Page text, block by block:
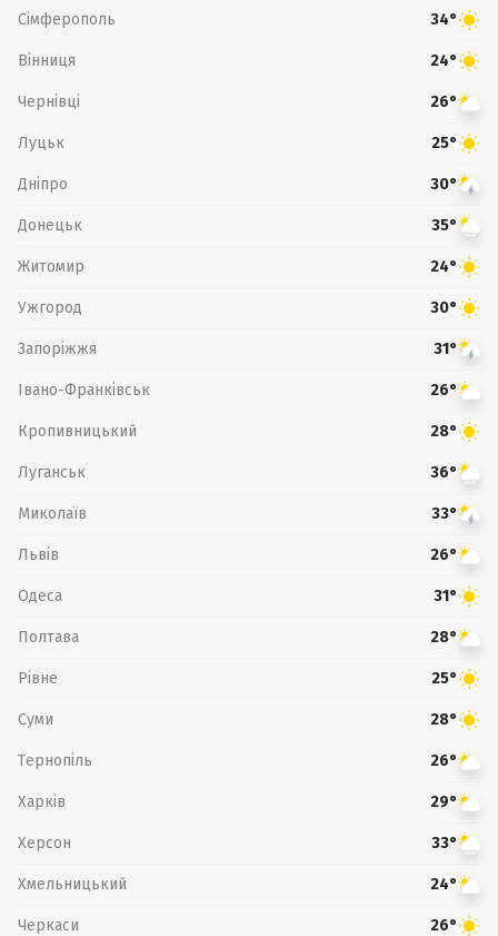
Сімферополь 34°
Вінниця 24°
Чернівці 26°
Луцьк 25°
Дніпро 30°
Донецьк 35°
Житомир 24°
Ужгород 30°
Запоріжжя 31°
Івано-Франківськ 26°
Кропивницький 28°
Луганськ 36°
Миколаїв 33°
Львів 26°
Одеса 31°
Полтава 28°
Рівне 25°
Суми 28°
Тернопіль 26°
Харків 29°
Херсон 33°
Хмельницький 24°
Черкаси 26°